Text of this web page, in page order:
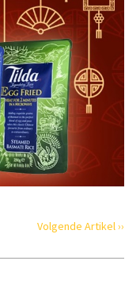
Volgende Artikel ››